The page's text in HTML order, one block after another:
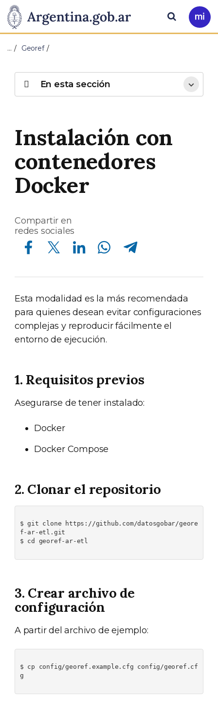
Presidencia
de
Nación
Pasar al contenido principal
Ir
a
Buscar
… Georef
Instalación con
contenedores
Docker
Compartir en
redes sociales
Compartir en Facebook Compartir en Twitter Compartir en Linkedin Compartir en Whatsapp Compartir en Telegram
Esta modalidad es la más recomendada
para quienes desean evitar configuraciones
complejas y reproducir fácilmente el
entorno de ejecución.
1. Requisitos previos
Asegurarse de tener instalado:
Docker
Docker Compose
2. Clonar el repositorio
$ git clone https://github.com/datosgobar/geore
f-ar-etl.git
$ cd georef-ar-etl
3. Crear archivo de
configuración
A partir del archivo de ejemplo:
$ cp config/georef.example.cfg config/georef.cf
g
En esta sección